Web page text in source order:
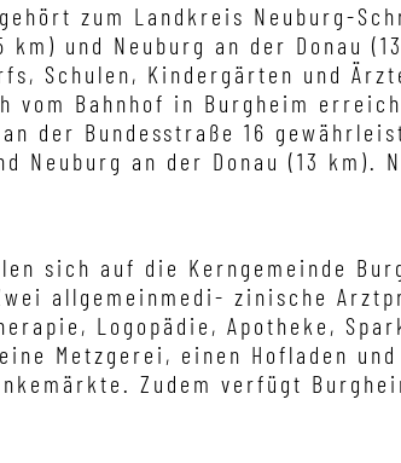
zum Landkreis Neuburg-
und Neuburg an der Donau
Schulen, Kindergärten und
vom Bahnhof in Burgheim
der Bundesstraße 16
Neuburg an der Donau (13 km).
sich auf die Kerngemeinde
allgemeinmedi- zinische
Logopädie, Apotheke,
Metzgerei, einen Hofladen
Zudem verfügt